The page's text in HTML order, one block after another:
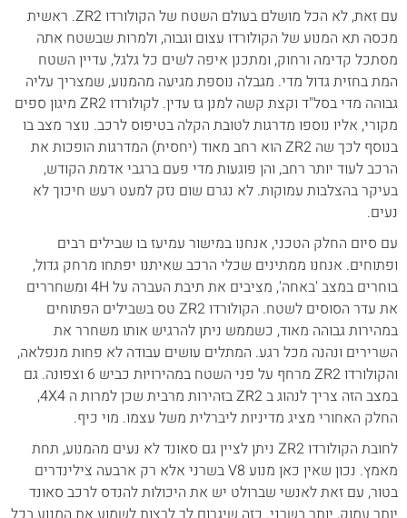
עם זאת, לא הכל מושלם בעולם השטח של הקולורדו ZR2. ראשית
מכסה תא המנוע של הקולורדו עצום וגבוה, ולמרות שבשטח אתה
מסתכל קדימה ורחוק, ומתכנן איפה לשים כל גלגל, עדיין השטח
המת בחזית גדול מדי. מגבלה נוספת מגיעה מהמנוע, שמצריך עליה
גבוהה מדי בסל"ד וקצת קשה למנן גז עדין. לקולורדו ZR2 מיגון ספים
מקורי, אליו נוספו מדרגות לטובת הקלה בטיפוס לרכב. נוצר מצב בו
בנוסף לכך שה ZR2 הוא רחב מאוד (יחסית) המדרגות הופכות את
הרכב לעוד יותר רחב, והן פוגעות מדי פעם ברגבי אדמת הקודש,
בעיקר בהצלבות עמוקות. לא נגרם שום נזק למעט רעש חיכוך לא
נעים.
עם סיום החלק הטכני, אנחנו במישור עמיעז בו שבילים רבים
ופתוחים. אנחנו ממתינים שכלי הרכב שאיתנו יפתחו מרחק גדול,
בוחרים במצב 'באחה', מציבים את תיבת העברה על 4H ומשחררים
את עדר הסוסים לשטח. הקולורדו ZR2 טס בשבילים הפתוחים
במהירות גבוהה מאוד, כשממש ניתן להרגיש אותו משחרר את
השרירים ונהנה מכל רגע. המתלים עושים עבודה לא פחות מנפלאה,
והקולורדו ZR2 מרחף על פני השטח במהירויות כביש 6 וצפונה. גם
במצב הזה צריך לנהוג ב ZR2 בזהירות מרבית שכן למרות ה 4X4,
החלק האחורי מציג מדיניות ליברלית משל עצמו. מוי כיף.
לחובת הקולורדו ZR2 ניתן לציין גם סאונד לא נעים מהמנוע, תחת
מאמץ. נכון שאין כאן מנוע V8 בשרני אלא רק ארבעה צילינדרים
בטור, עם זאת לאנשי שברולט יש את היכולות להנדס לרכב סאונד